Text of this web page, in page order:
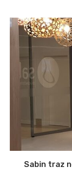
Sabin traz